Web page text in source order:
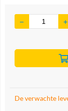
De verwachte